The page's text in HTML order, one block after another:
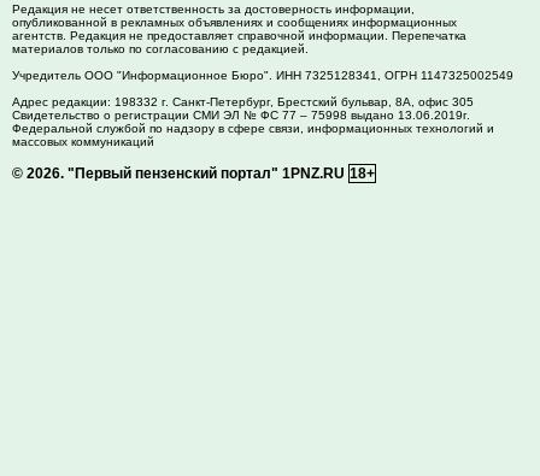
Редакция не несет ответственность за достоверность информации,
опубликованной в рекламных объявлениях и сообщениях информационных
агентств. Редакция не предоставляет справочной информации. Перепечатка
материалов только по согласованию с редакцией.
Учредитель ООО "Информационное Бюро". ИНН 7325128341, ОГРН 1147325002549
Адрес редакции: 198332 г. Санкт-Петербург, Брестский бульвар, 8А, офис 305
Свидетельство о регистрации СМИ ЭЛ № ФС 77 – 75998 выдано 13.06.2019г.
Федеральной службой по надзору в сфере связи, информационных технологий и
массовых коммуникаций
© 2026. "Первый пензенский портал" 1PNZ.RU 18+